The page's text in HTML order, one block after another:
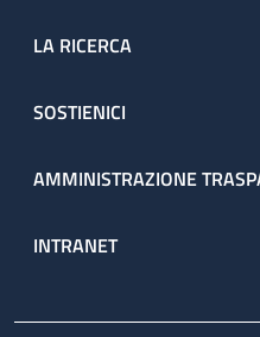
LA RICERCA
SOSTIENICI
AMMINISTRAZIONE
INTRANET